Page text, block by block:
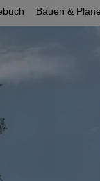
Bauen &